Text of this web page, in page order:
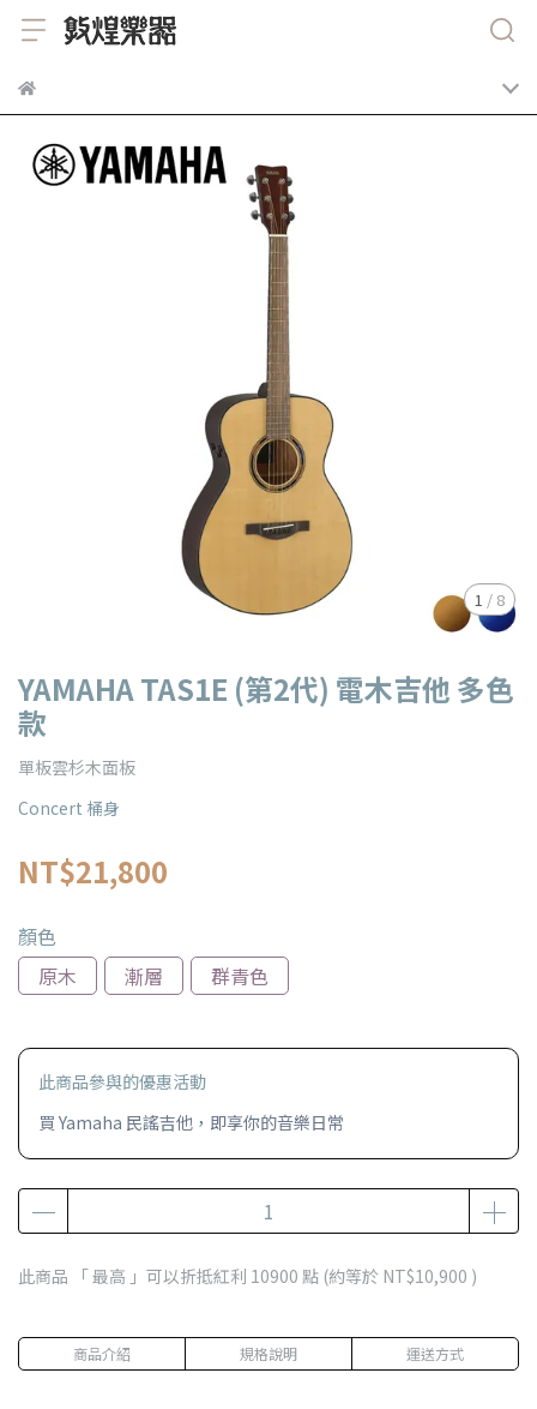
1 / 8
YAMAHA TAS1E (第2代) 電木吉他 多色
款
單板雲杉木面板
Concert 桶身
NT$21,800
顏色
原木
漸層 群青色
此商品參與的優惠活動
買 Yamaha 民謠吉他，即享你的音樂日常
此商品 「 最高 」可以折抵紅利 10900 點 (約等於 NT$10,900 )
商品介紹 規格說明 運送方式